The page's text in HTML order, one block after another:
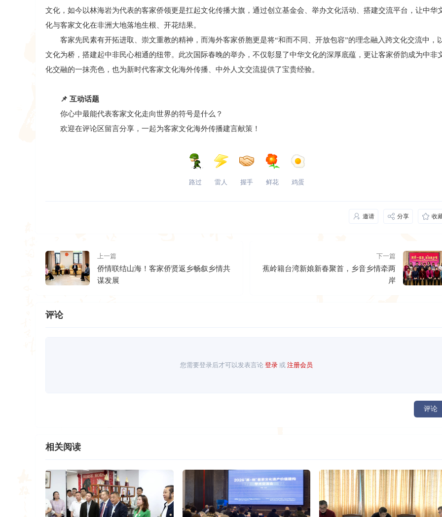
文化，如今以林海岩为代表的客家侨领更是扛起文化传播大旗，通过创立基金会、举办文化活动、搭建交流平台，让中华
化与客家文化在非洲大地落地生根、开花结果。
客家先民素有开拓进取、崇文重教的精神，而海外客家侨胞更是将“和而不同、开放包容”的理念融入跨文化交流中，
文化为桥，搭建起中非民心相通的纽带。此次国际春晚的举办，不仅彰显了中华文化的深厚底蕴，更让客家侨韵成为中非
化交融的一抹亮色，也为新时代客家文化海外传播、中外人文交流提供了宝贵经验。
📌 互动话题
你心中最能代表客家文化走向世界的符号是什么？
欢迎在评论区留言分享，一起为客家文化海外传播建言献策！
路过 雷人 握手 鲜花 鸡蛋
收
分享
邀请
上一篇
侨情联结山海！客家侨贤返乡畅叙乡情共
谋发展
下一篇
蕉岭籍台湾新娘新春聚首，乡音乡情牵两
岸
评论
您需要登录后才可以发表言论 登录 或 注册会员
评论
相关阅读